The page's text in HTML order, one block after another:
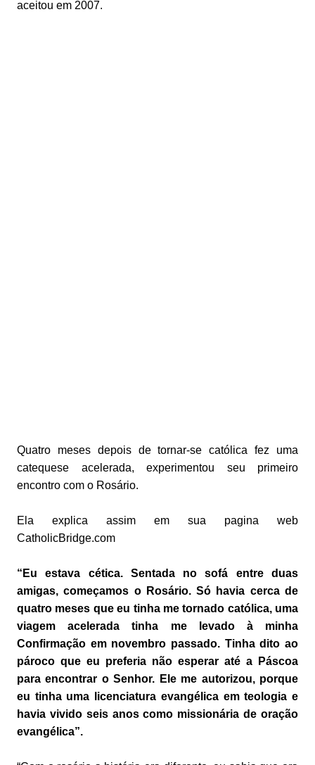
aceitou em 2007.
Quatro meses depois de tornar-se católica fez uma
catequese acelerada, experimentou seu primeiro
encontro com o Rosário.
Ela explica assim em sua pagina web
CatholicBridge.com
“Eu estava cética. Sentada no sofá entre duas
amigas, começamos o Rosário. Só havia cerca de
quatro meses que eu tinha me tornado católica, uma
viagem acelerada tinha me levado à minha
Confirmação em novembro passado. Tinha dito ao
pároco que eu preferia não esperar até a Páscoa
para encontrar o Senhor. Ele me autorizou, porque
eu tinha uma licenciatura evangélica em teologia e
havia vivido seis anos como missionária de oração
evangélica”.